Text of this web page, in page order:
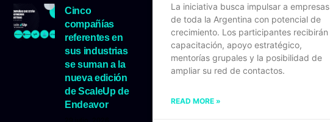
Cinco
compañías
referentes en
sus industrias
se suman a la
nueva edición
de ScaleUp de
Endeavor
La iniciativa busca impulsar a empresas
de toda la Argentina con potencial de
crecimiento. Los participantes recibirán
capacitación, apoyo estratégico,
mentorías grupales y la posibilidad de
ampliar su red de contactos.
READ MORE »